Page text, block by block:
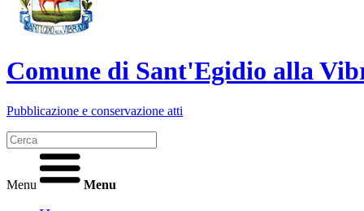
Comune di Sant'Egidio alla
Pubblicazione e conservazione atti
Menu Menu